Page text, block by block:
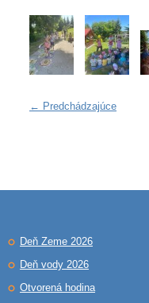
← Predchádzajúce
Deň Zeme 2026
Deň vody 2026
Otvorená hodina